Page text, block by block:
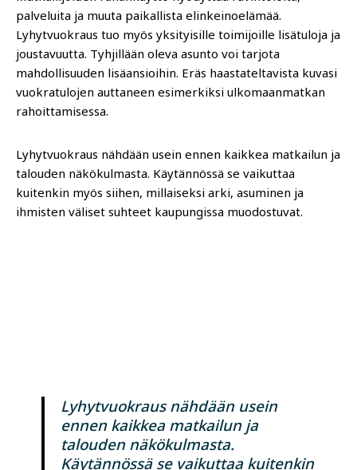
palveluita ja muuta paikallista elinkeinoelämää.
Lyhytvuokraus tuo myös yksityisille toimijoille lisätuloja ja
joustavuutta. Tyhjillään oleva asunto voi tarjota
mahdollisuuden lisäansioihin. Eräs haastateltavista kuvasi
vuokratulojen auttaneen esimerkiksi ulkomaanmatkan
rahoittamisessa.
Lyhytvuokraus nähdään usein ennen kaikkea matkailun ja
talouden näkökulmasta. Käytännössä se vaikuttaa
kuitenkin myös siihen, millaiseksi arki, asuminen ja
ihmisten väliset suhteet kaupungissa muodostuvat.
Lyhytvuokraus nähdään usein
ennen kaikkea matkailun ja
talouden näkökulmasta.
Käytännössä se vaikuttaa kuitenkin